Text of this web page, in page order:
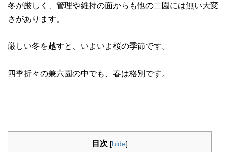
冬が厳しく、管理や維持の面からも他の二園には無い大変
さがあります。
厳しい冬を越すと、いよいよ桜の季節です。
四季折々の兼六園の中でも、春は格別です。
目次 [hide]